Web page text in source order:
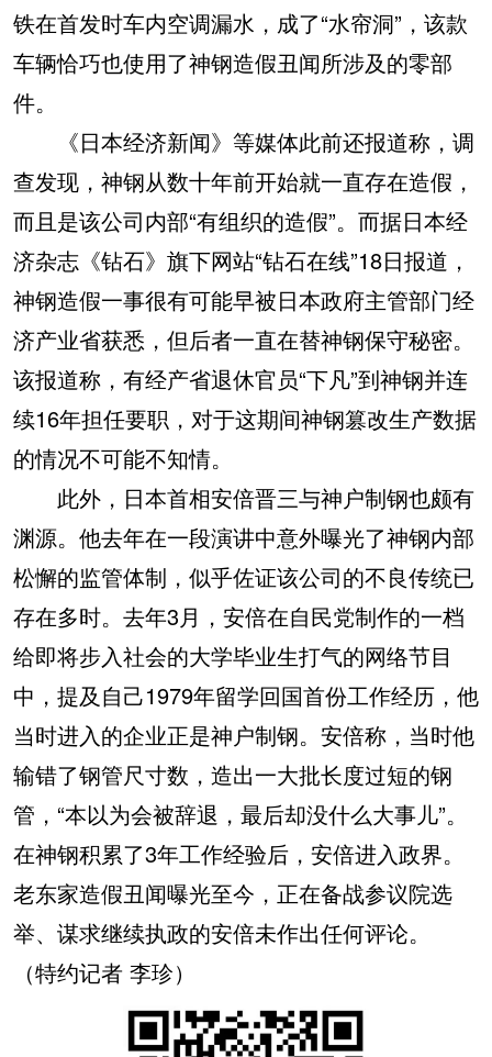
铁在首发时车内空调漏水，成了“水帘洞”，该款
车辆恰巧也使用了神钢造假丑闻所涉及的零部
件。
《日本经济新闻》等媒体此前还报道称，调
查发现，神钢从数十年前开始就一直存在造假，
而且是该公司内部“有组织的造假”。而据日本经
济杂志《钻石》旗下网站“钻石在线”18日报道，
神钢造假一事很有可能早被日本政府主管部门经
济产业省获悉，但后者一直在替神钢保守秘密。
该报道称，有经产省退休官员“下凡”到神钢并连
续16年担任要职，对于这期间神钢篡改生产数据
的情况不可能不知情。
此外，日本首相安倍晋三与神户制钢也颇有
渊源。他去年在一段演讲中意外曝光了神钢内部
松懈的监管体制，似乎佐证该公司的不良传统已
存在多时。去年3月，安倍在自民党制作的一档
给即将步入社会的大学毕业生打气的网络节目
中，提及自己1979年留学回国首份工作经历，他
当时进入的企业正是神户制钢。安倍称，当时他
输错了钢管尺寸数，造出一大批长度过短的钢
管，“本以为会被辞退，最后却没什么大事儿”。
在神钢积累了3年工作经验后，安倍进入政界。
老东家造假丑闻曝光至今，正在备战参议院选
举、谋求继续执政的安倍未作出任何评论。
（特约记者 李珍）